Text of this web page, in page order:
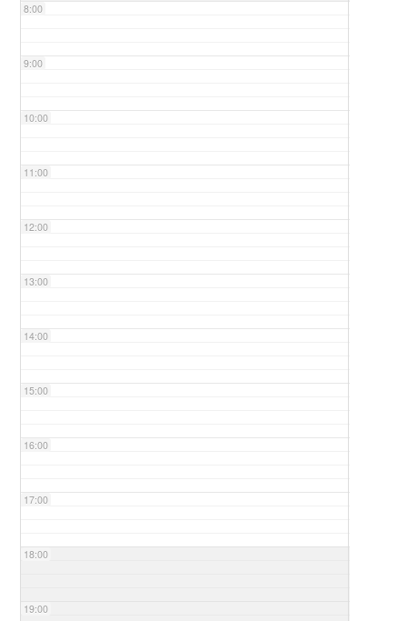
8:00
9:00
10:00
11:00
12:00
13:00
14:00
15:00
16:00
17:00
18:00
19:00